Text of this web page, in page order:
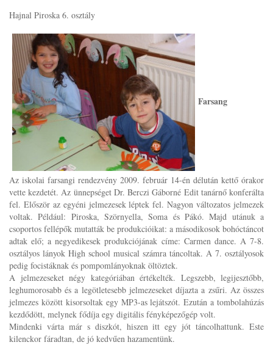
Hajnal Piroska 6. osztály
Farsang
Az iskolai farsangi rendezvény 2009. február 14-én délután kettő órakor
vette kezdetét. Az ünnepséget Dr. Berczi Gáborné Edit tanárnő konferálta
fel. Először az egyéni jelmezesek léptek fel. Nagyon változatos jelmezek
voltak. Például: Piroska, Szörnyella, Soma és Pákó. Majd utánuk a
csoportos fellépők mutatták be produkcióikat: a másodikosok bohóctáncot
adtak elő; a negyedikesek produkciójának címe: Carmen dance. A 7-8.
osztályos lányok High school musical számra táncoltak. A 7. osztályosok
pedig focistáknak és pompomlányoknak öltöztek.
A jelmezeseket négy kategóriában értékelték. Legszebb, legijesztőbb,
leghumorosabb és a legötletesebb jelmezeseket díjazta a zsűri. Az összes
jelmezes között kisorsoltak egy MP3-as lejátszót. Ezután a tombolahúzás
kezdődött, melynek fődíja egy digitális fényképezőgép volt.
Mindenki várta már s diszkót, hiszen itt egy jót táncolhattunk. Este
kilenckor fáradtan, de jó kedvűen hazamentünk.